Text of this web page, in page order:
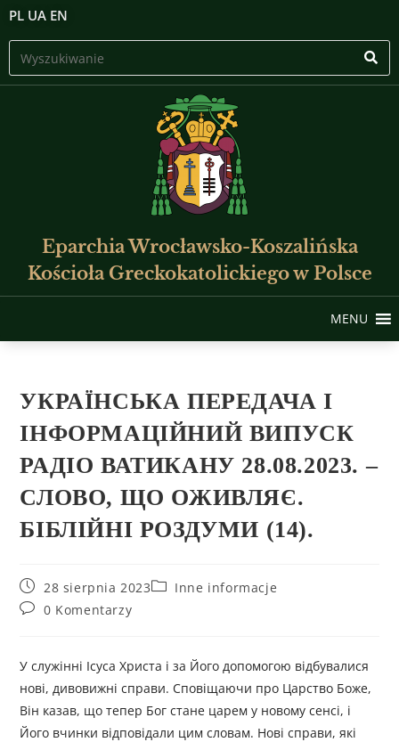
PL UA EN
Eparchia Wrocławsko-Koszalińska
Kościoła Greckokatolickiego w Polsce
MENU
УКРАЇНСЬКА ПЕРЕДАЧА І
ІНФОРМАЦІЙНИЙ ВИПУСК
РАДІО ВАТИКАНУ 28.08.2023. –
СЛОВО, ЩО ОЖИВЛЯЄ.
БІБЛІЙНІ РОЗДУМИ (14).
28 sierpnia 2023
Inne informacje
0 Komentarzy
У служінні Ісуса Христа і за Його допомогою відбувалися
нові, дивовижні справи. Cповіщаючи про Царство Боже,
Він казав, що тепер Бог стане царем у новому сенсі, і
Його вчинки відповідали цим словам. Нові справи, які